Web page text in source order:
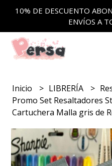
10% DE DESCUENTO
ENVÍOS A
Inicio LIBRERÍA
Promo Set Resaltadores
Cartuchera Malla gris de